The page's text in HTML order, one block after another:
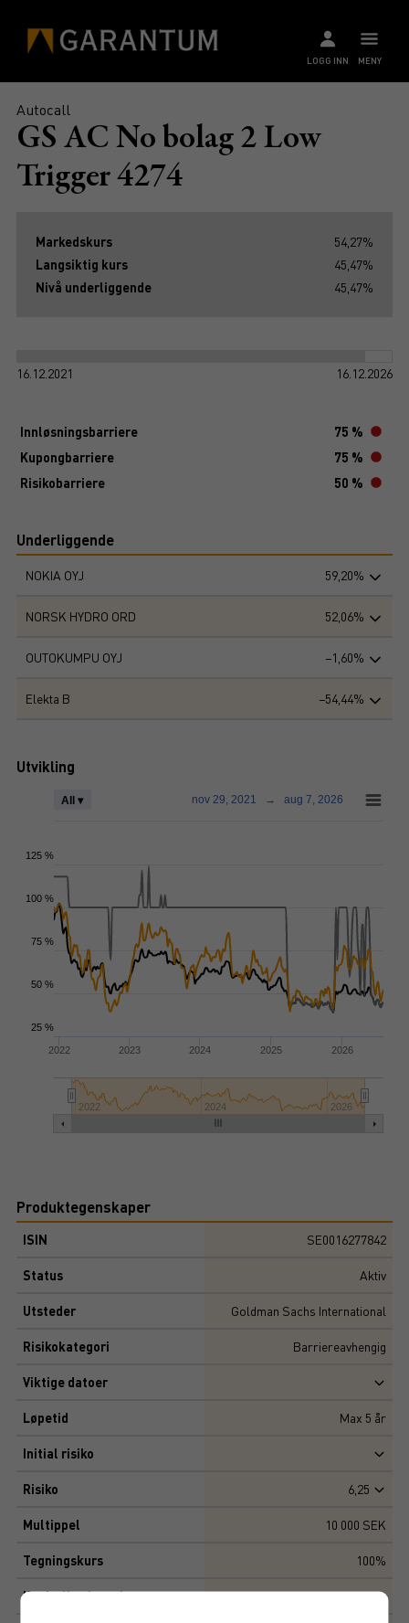
MENY
LOGG INN
Autocall
GS AC No bolag 2 Low
Trigger 4274
Markedskurs
54,27%
Langsiktig kurs
45,47%
Nivå underliggende
45,47%
16.12.2021 16.12.2026
Innløsningsbarriere
75 %
Kupongbarriere
75 %
Risikobarriere
50 %
Underliggende
NOKIA OYJ 59,20%
NORSK HYDRO ORD 52,06%
OUTOKUMPU OYJ −1,60%
Elekta B −54,44%
Utvikling
2022 2023 2024 2025 2026
2022 2024 2026
All ▾ nov 29, 2021 → aug 7, 2026
25 %
50 %
75 %
100 %
125 %
Produktegenskaper
ISIN SE0016277842
Status Aktiv
Utsteder Goldman Sachs International
Risikokategori Barriereavhengig
Viktige datoer
Løpetid Max 5 år
Initial risiko
Risiko 6,25
Multippel 10 000 SEK
Tegningskurs 100%
Kapitalbeskyttelse 0%